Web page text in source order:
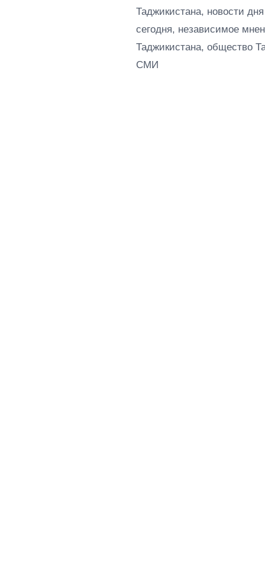
Таджикистана, новости
сегодня, независимое
Таджикистана, общество
СМИ